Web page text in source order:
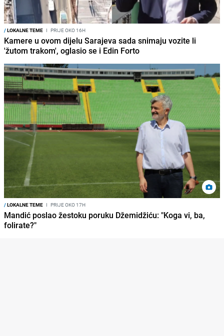
/LOKALNE TEME I PRIJE OKO 16H
Kamere u ovom dijelu Sarajeva sada snimaju vozite li
'žutom trakom', oglasio se i Edin Forto
/LOKALNE TEME I PRIJE OKO 17H
Mandić poslao žestoku poruku Džemidžiću: "Koga vi, ba,
folirate?"